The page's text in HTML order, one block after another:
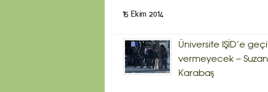
15 Ekim 2014
Üniversite IŞİD’e
vermeyecek – Suzan
Karabaş